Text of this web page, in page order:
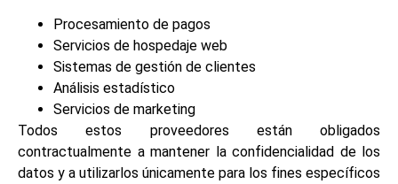
Procesamiento de pagos
Servicios de hospedaje web
Sistemas de gestión de clientes
Análisis estadístico
Servicios de marketing
Todos estos proveedores están obligados
contractualmente a mantener la confidencialidad de los
datos y a utilizarlos únicamente para los fines específicos